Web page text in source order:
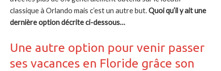
classique à Orlando mais c’est un autre but.Quoi qu’il y ait une
dernière option décrite ci-dessous…
Une autre option pour venir passer
ses vacances en Floride grâce son